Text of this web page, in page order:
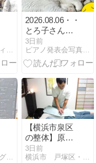
カイロプラクティックテミス鶴ヶ峰整体院のブログ
2026.08.06・・・
とろ子さん、
ゲージ生活か
ら一時帰宅で
ソファー生活
3日前
ピアノ発表会写真撮影と広報ママさんカメラマン応援
いじ散歩のブログ 横浜・鎌倉・都内編
【横浜市泉区
の整体】原因
不明の痛みの
正体は「無意
3日前
横浜市 戸塚区・泉区 点心整体のブログ